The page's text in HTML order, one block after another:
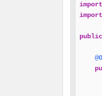
import
import
public